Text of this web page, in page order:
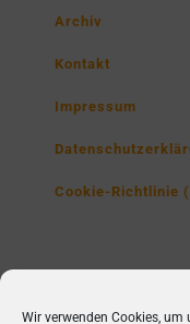
Wir verwenden Cookies, um
Archiv
Kontakt
Impressum
Cookie-Richtlinie